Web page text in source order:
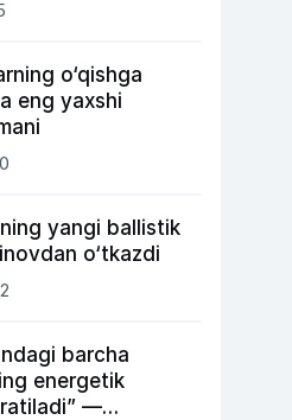
o‘qishga
eng yaxshi
yangi ballistik
o‘tkazdi
barcha
energetik
—